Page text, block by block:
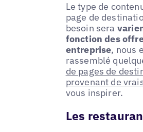
Le type de
page de
besoin sera
fonction des
entreprise, nous
rassemblé
de pages de
provenant de
vous inspirer.
Les